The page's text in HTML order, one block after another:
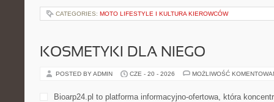
CATEGORIES: MOTO LIFESTYLE I KULTURA KIEROWCÓW
KOSMETYKI DLA NIEGO
POSTED BY ADMIN CZE - 20 - 2026 MOŻLIWOŚĆ
Bioarp24.pl to platforma informacyjno-ofertowa, która